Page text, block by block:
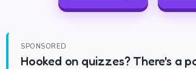
SPONSORED
Hooked on quizzes? There's a